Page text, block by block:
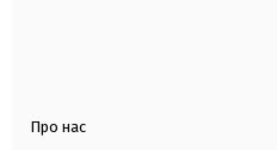
Про нас